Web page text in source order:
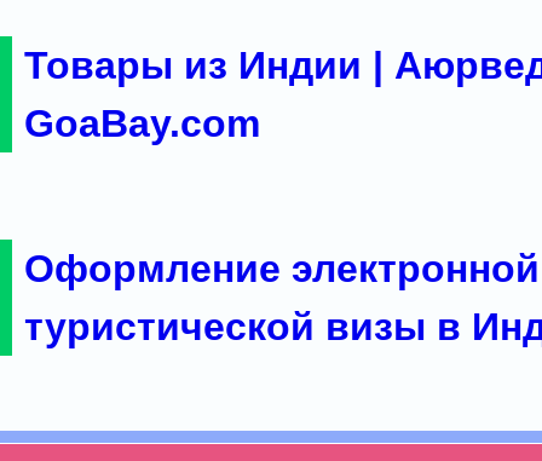
Товары из Индии |
GoaBay.com
Оформление электронной
туристической визы в